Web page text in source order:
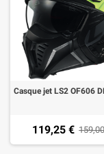
119,25 €